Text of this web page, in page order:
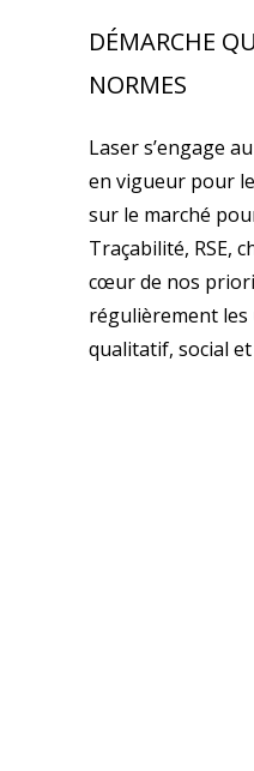
DÉMARCHE
NORMES
Laser s’engage
en vigueur pour
sur le marché
Traçabilité, RSE,
cœur de nos
régulièrement les
qualitatif, social